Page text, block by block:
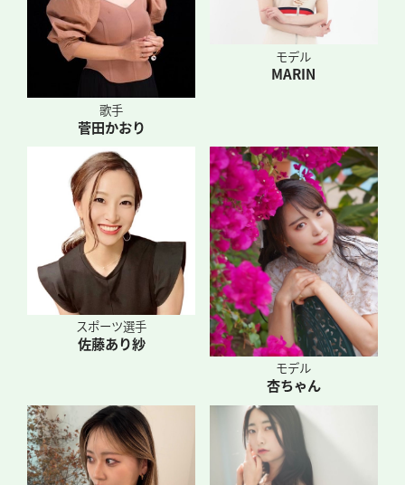
歌手
菅田かおり
モデル
MARIN
スポーツ選手
佐藤あり紗
モデル
杏ちゃん